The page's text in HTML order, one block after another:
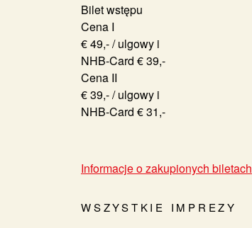
Bilet wstępu
Cena I
€ 49,- / ulgowy i
NHB-Card € 39,-
Cena II
€ 39,- / ulgowy i
NHB-Card € 31,-
Informacje o zakupionych biletach
WSZYSTKIE IMPREZY